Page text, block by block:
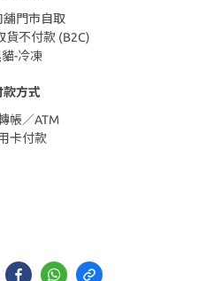
舖門市自取
貨不付款 (B2C)
-冷凍
款方式
帳／ATM
卡付款